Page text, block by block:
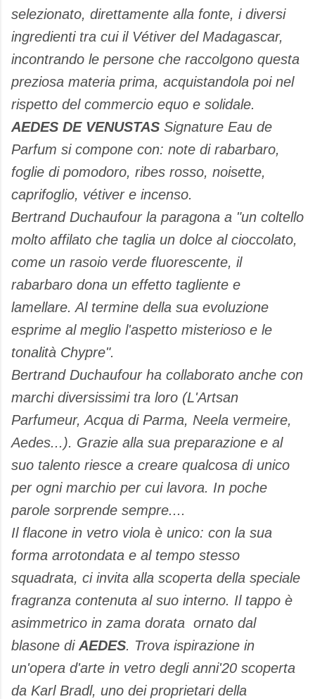
selezionato, direttamente alla fonte, i diversi
ingredienti tra cui il Vétiver del Madagascar,
incontrando le persone che raccolgono questa
preziosa materia prima, acquistandola poi nel
rispetto del commercio equo e solidale.
AEDES DE VENUSTAS Signature Eau de
Parfum si compone con: note di rabarbaro,
foglie di pomodoro, ribes rosso, noisette,
caprifoglio, vétiver e incenso.
Bertrand Duchaufour la paragona a "un coltello
molto affilato che taglia un dolce al cioccolato,
come un rasoio verde fluorescente, il
rabarbaro dona un effetto tagliente e
lamellare. Al termine della sua evoluzione
esprime al meglio l'aspetto misterioso e le
tonalità Chypre".
Bertrand Duchaufour ha collaborato anche con
marchi diversissimi tra loro (L'Artsan
Parfumeur, Acqua di Parma, Neela vermeire,
Aedes...). Grazie alla sua preparazione e al
suo talento riesce a creare qualcosa di unico
per ogni marchio per cui lavora. In poche
parole sorprende sempre....
Il flacone in vetro viola è unico: con la sua
forma arrotondata e al tempo stesso
squadrata, ci invita alla scoperta della speciale
fragranza contenuta al suo interno. Il tappo è
asimmetrico in zama dorata ornato dal
blasone di AEDES. Trova ispirazione in
un'opera d'arte in vetro degli anni'20 scoperta
da Karl Bradl, uno dei proprietari della